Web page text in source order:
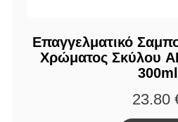
Επαγγελματικό
Χρώματος Σκύλου
300ml
23.80